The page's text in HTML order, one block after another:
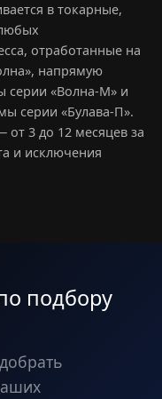
в токарные,
отработанные на
напрямую
серии «Волна-М» и
серии «Булава-П».
3 до 12 месяцев за
и исключения
подбору